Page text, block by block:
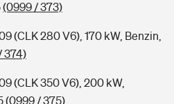
(0999 / 373)
(CLK 280 V6), 170 kW, Benzin,
374)
(CLK 350 V6), 200 kW,
(0999 / 375)